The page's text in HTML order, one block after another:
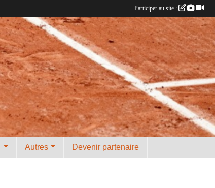
Autres Devenir partenaire
Participer au site :